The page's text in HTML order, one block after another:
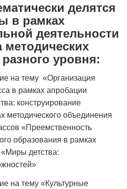
делятся
в рамках
деятельности
методических
уровня:
на тему «Организация
в рамках апробации
конструирование
методического объединения
«Преемственность
образования в рамках
детства:
на тему «Культурные